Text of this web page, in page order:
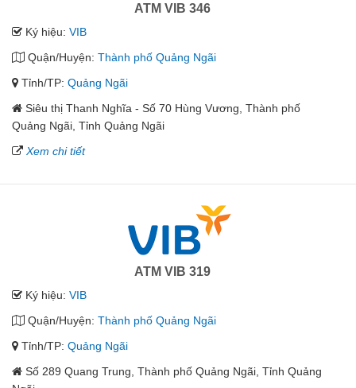
ATM VIB 346
Ký hiệu: VIB
Quận/Huyện: Thành phố Quảng Ngãi
Tỉnh/TP: Quảng Ngãi
Siêu thị Thanh Nghĩa - Số 70 Hùng Vương, Thành phố
Quảng Ngãi, Tỉnh Quảng Ngãi
Xem chi tiết
ATM VIB 319
Ký hiệu: VIB
Quận/Huyện: Thành phố Quảng Ngãi
Tỉnh/TP: Quảng Ngãi
Số 289 Quang Trung, Thành phố Quảng Ngãi, Tỉnh Quảng